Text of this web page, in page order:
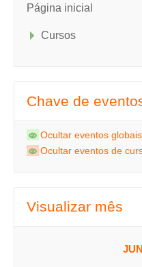
Página inicial
Cursos
Chave de
Ocultar eventos globais
Ocultar eventos de
Visualizar mês